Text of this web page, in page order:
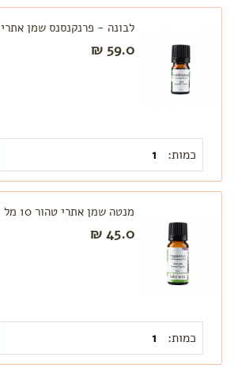
לבונה - פרנקנסנס שמן אתרי 5 מ
59.0 ₪
כמות:
מנטה שמן אתרי טהור 10 מל
45.0 ₪
כמות: